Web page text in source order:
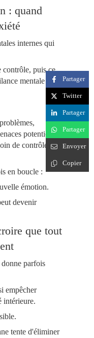
: quand
internes qui
contrôle, puis ce
mentale et
potentielles,
de contrôler
en boucle :
émotion.
devenir
que tout
parfois
empêcher
intérieure.
tente d'éliminer
Partager
Twitter
Partager
Partager
Envoyer
Copier